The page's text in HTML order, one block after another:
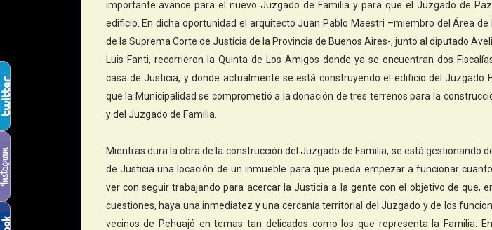
importante avance para el nuevo Juzgado de Familia y para que el Juzgado de
edificio. En dicha oportunidad el arquitecto Juan Pablo Maestri –miembro del Área
de la Suprema Corte de Justicia de la Provincia de Buenos Aires-, junto al diputado
Luis Fanti, recorrieron la Quinta de Los Amigos donde ya se encuentran dos
casa de Justicia, y donde actualmente se está construyendo el edificio del Juzgado
que la Municipalidad se comprometió a la donación de tres terrenos para la
y del Juzgado de Familia.
Mientras dura la obra de la construcción del Juzgado de Familia, se está gestionando
de Justicia una locación de un inmueble para que pueda empezar a funcionar
ver con seguir trabajando para acercar la Justicia a la gente con el objetivo de que,
cuestiones, haya una inmediatez y una cercanía territorial del Juzgado y de los
vecinos de Pehuajó en temas tan delicados como los que representa la Familia.